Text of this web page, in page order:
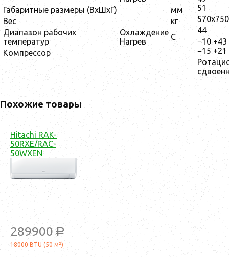
Габаритные размеры (ВxШxГ)
мм
Вес
кг
Диапазон рабочих
температур
Охлаждение
Нагрев
С
Компрессор
51
44
−10 +43
−15 +21
Похожие товары
Hitachi RAK-
50RXE/RAC-
50WXEN
289900 a
18000 BTU (50 м²)